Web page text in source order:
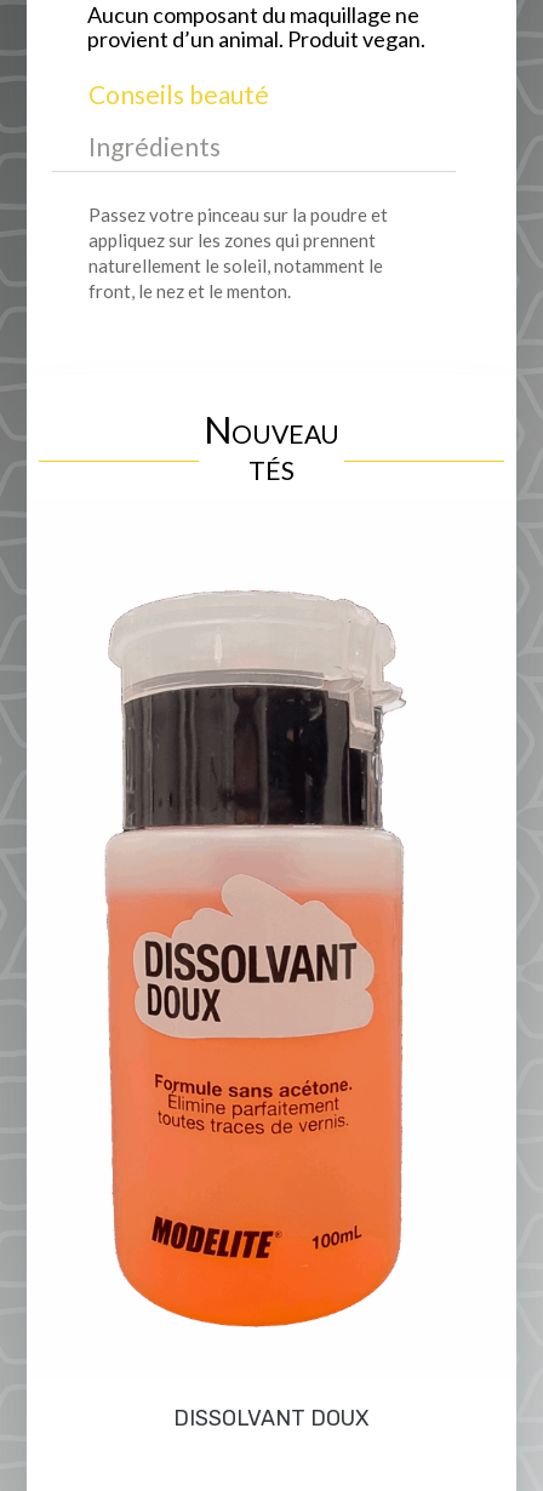
Aucun composant du maquillage ne
provient d’un animal. Produit vegan.
Conseils beauté
Ingrédients
Passez votre pinceau sur la poudre et
appliquez sur les zones qui prennent
naturellement le soleil, notamment le
front, le nez et le menton.
Nouveau
tés
DISSOLVANT DOUX